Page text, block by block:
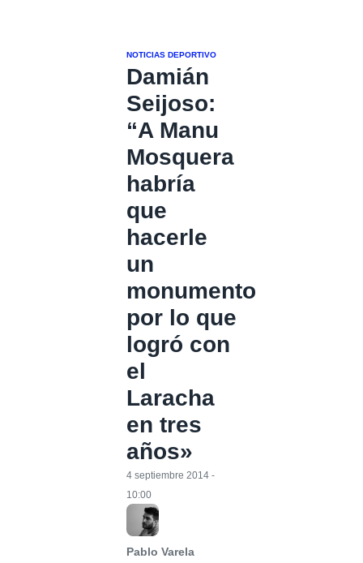
NOTICIAS DEPORTIVO
Damián
Seijoso:
“A Manu
Mosquera
habría
que
hacerle
un
monumento
por lo que
logró con
el
Laracha
en tres
años»
Pablo Varela
4 septiembre 2014 -
10:00